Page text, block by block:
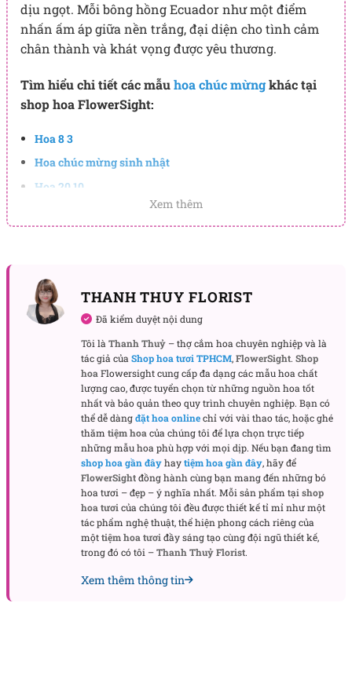
dịu ngọt. Mỗi bông hồng Ecuador như một điểm
nhấn ấm áp giữa nền trắng, đại diện cho tình cảm
chân thành và khát vọng được yêu thương.
Tìm hiểu chi tiết các mẫuhoa chúc mừngkhác tại
shop hoa FlowerSight:
Hoa 8 3
Hoa chúc mừng sinh nhật
Hoa 20 10
Bó hoa baby “Lời Tỏ tình”
2. Khi nào nên tặng món quà này?
Xem thêm
THANH THUY FLORIST
Đã kiểm duyệt nội dung
Tôi là Thanh Thuỷ – thợ cắm hoa chuyên nghiệp và là
tác giả của Shop hoa tươi TPHCM,FlowerSight. Shop
hoa Flowersight cung cấp đa dạng các mẫu hoa chất
lượng cao, được tuyển chọn từ những nguồn hoa tốt
nhất và bảo quản theo quy trình chuyên nghiệp. Bạn có
thể dễ dàngđặt hoa onlinechỉ với vài thao tác, hoặc ghé
thăm tiệm hoa của chúng tôi để lựa chọn trực tiếp
những mẫu hoa phù hợp với mọi dịp. Nếu bạn đang tìm
shop hoa gần đâyhaytiệm hoa gần đây, hãy để
FlowerSightđồng hành cùng bạn mang đến những bó
hoa tươi – đẹp – ý nghĩa nhất. Mỗi sản phẩm tại shop
hoa tươi của chúng tôi đều được thiết kế tỉ mỉ như một
tác phẩm nghệ thuật, thể hiện phong cách riêng của
mộttiệm hoa tươi đầy sáng tạo cùng đội ngũ thiết kế,
trong đó có tôi –Thanh Thuỷ Florist.
Xem thêm thông tin